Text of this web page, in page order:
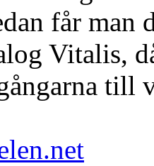
får man
Vitalis,
till